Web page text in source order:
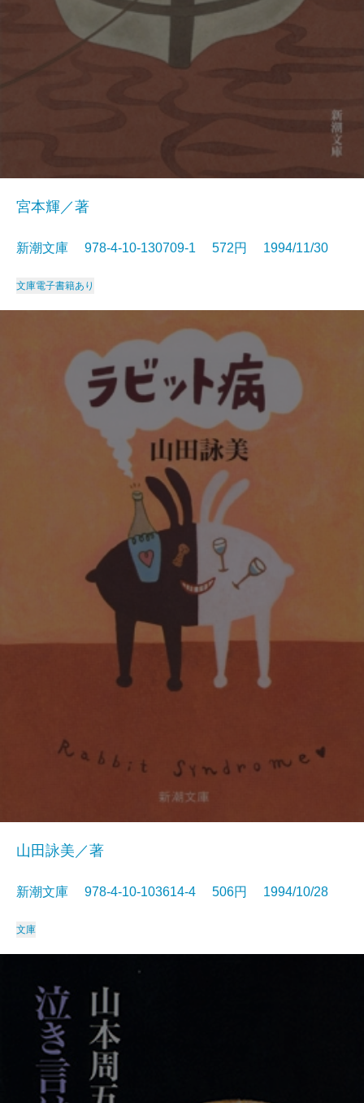
宮本輝／著
新潮文庫 978-4-10-130709-1 572円 1994/11/30
文庫電子書籍あり
山田詠美／著
新潮文庫 978-4-10-103614-4 506円 1994/10/28
文庫